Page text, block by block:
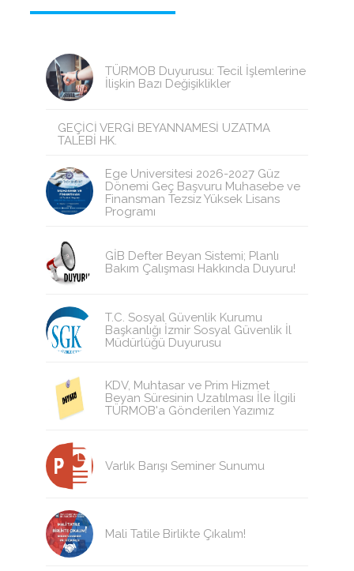
TÜRMOB Duyurusu: Tecil İşlemlerine
İlişkin Bazı Değişiklikler
GEÇİCİ VERGİ BEYANNAMESİ UZATMA
TALEBİ HK.
Ege Üniversitesi 2026-2027 Güz
Dönemi Geç Başvuru Muhasebe ve
Finansman Tezsiz Yüksek Lisans
Programı
GİB Defter Beyan Sistemi; Planlı
Bakım Çalışması Hakkında Duyuru!
T.C. Sosyal Güvenlik Kurumu
Başkanlığı İzmir Sosyal Güvenlik İl
Müdürlüğü Duyurusu
KDV, Muhtasar ve Prim Hizmet
Beyan Süresinin Uzatılması İle İlgili
TÜRMOB'a Gönderilen Yazımız
Varlık Barışı Seminer Sunumu
Mali Tatile Birlikte Çıkalım!